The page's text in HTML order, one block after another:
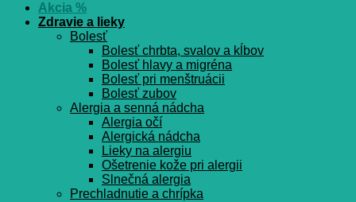
Akcia %
Zdravie a lieky
Bolesť
Bolesť chrbta, svalov a kĺbov
Bolesť hlavy a migréna
Bolesť pri menštruácii
Bolesť zubov
Alergia a senná nádcha
Alergia očí
Alergická nádcha
Lieky na alergiu
Ošetrenie kože pri alergii
Slnečná alergia
Prechladnutie a chrípka